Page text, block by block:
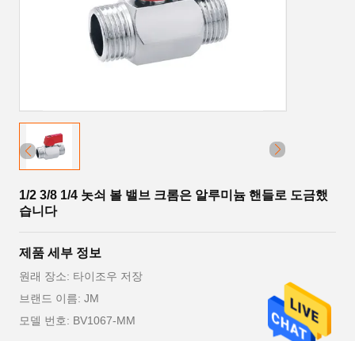
1/2 3/8 1/4 놋쇠 볼 밸브 크롬은 알루미늄 핸들로 도금했
습니다
제품 세부 정보
원래 장소: 타이조우 저장
브랜드 이름: JM
모델 번호: BV1067-MM